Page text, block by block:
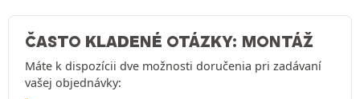
ČASTO KLADENÉ OTÁZKY: MONTÁŽ
Máte k dispozícii dve možnosti doručenia pri zadávaní
vašej objednávky: